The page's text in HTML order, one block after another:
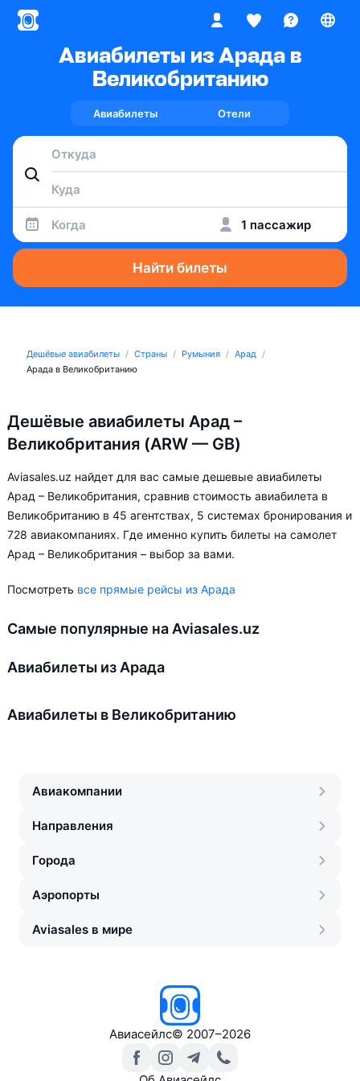
Авиабилеты из Арада в
Великобританию
Авиабилеты Отели
Когда 1 пассажир
Найти билеты
Дешёвые авиабилеты Страны Румыния
Арад
Арада в Великобританию
Дешёвые авиабилеты Арад –
Великобритания (ARW — GB)
Aviasales.uz найдет для вас самые дешевые авиабилеты
Арад – Великобритания, сравнив стоимость авиабилета в
Великобританию в 45 агентствах, 5 системах бронирования и
728 авиакомпаниях. Где именно купить билеты на самолет
Арад – Великобритания – выбор за вами.
Посмотреть все прямые рейсы из Арада
Самые популярные на Aviasales.uz
Авиабилеты из Арада
Авиабилеты в Великобританию
Авиакомпании
Направления
Города
Аэропорты
Aviasales в мире
Авиасейлс© 2007–2026